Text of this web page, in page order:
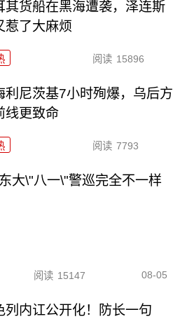
其货船在黑海遭袭，泽连斯
惹了大麻烦
阅读 15896
利尼茨基7小时殉爆，乌后方
线更致命
阅读 7793
大\"八一\"警巡完全不一样
阅读 15147 08-05
列内讧公开化！防长一句